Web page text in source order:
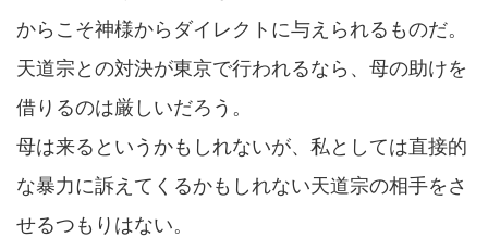
からこそ神様からダイレクトに与えられるものだ。
天道宗との対決が東京で行われるなら、母の助けを
借りるのは厳しいだろう。
母は来るというかもしれないが、私としては直接的
な暴力に訴えてくるかもしれない天道宗の相手をさ
せるつもりはない。